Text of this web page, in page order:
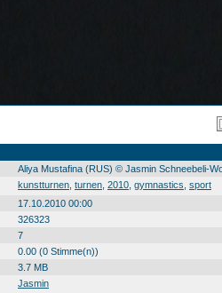
Aliya Mustafina (RUS) © Jasmin Schneebeli-
kunstturnen turnen 2010 gymnastics sport
17.10.2010 00:00
326323
7
0.00 (0 Stimme(n))
3.7 MB
Jasmin